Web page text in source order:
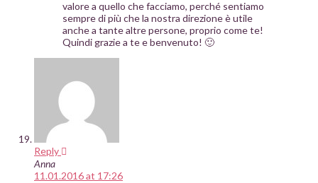
valore a quello che facciamo, perché sentiamo
sempre di più che la nostra direzione è utile
anche a tante altre persone, proprio come te!
Quindi grazie a te e benvenuto! 🙂
Reply
Anna
11.01.2016 at 17:26